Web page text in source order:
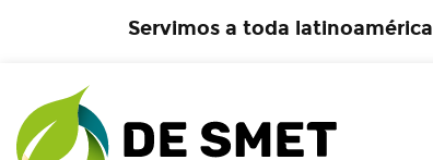
Servimos a toda latinoamérica